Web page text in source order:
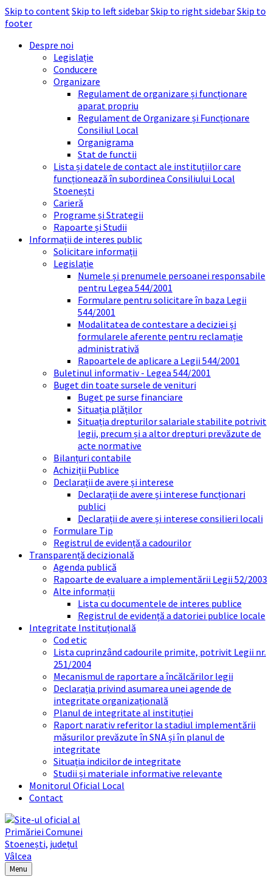
Skip to contentSkip to left sidebarSkip to right sidebarSkip to
footer
Despre noi
Legislație
Conducere
Organizare
Regulament de organizare și funcționare
aparat propriu
Regulament de Organizare și Funcționare
Consiliul Local
Organigrama
Stat de functii
Lista și datele de contact ale instituțiilor care
funcționează în subordinea Consiliului Local
Stoenești
Carieră
Programe și Strategii
Rapoarte și Studii
Informații de interes public
Solicitare informații
Legislație
Numele și prenumele persoanei responsabile
pentru Legea 544/2001
Formulare pentru solicitare în baza Legii
544/2001
Modalitatea de contestare a deciziei și
formularele aferente pentru reclamație
administrativă
Rapoartele de aplicare a Legii 544/2001
Buletinul informativ - Legea 544/2001
Buget din toate sursele de venituri
Buget pe surse financiare
Situația plăților
Situația drepturilor salariale stabilite potrivit
legii, precum și a altor drepturi prevăzute de
acte normative
Bilanțuri contabile
Achiziții Publice
Declarații de avere și interese
Declarații de avere și interese funcționari
publici
Declarații de avere și interese consilieri locali
Formulare Tip
Registrul de evidență a cadourilor
Transparență decizională
Agenda publică
Rapoarte de evaluare a implementării Legii 52/2003
Alte informații
Lista cu documentele de interes publice
Registrul de evidență a datoriei publice locale
Integritate Instituțională
Cod etic
Lista cuprinzând cadourile primite, potrivit Legii nr.
251/2004
Mecanismul de raportare a încălcărilor legii
Declarația privind asumarea unei agende de
integritate organizațională
Planul de integritate al instituției
Raport narativ referitor la stadiul implementării
măsurilor prevăzute în SNA și în planul de
integritate
Situația indicilor de integritate
Studii și materiale informative relevante
Monitorul Oficial Local
Contact
Menu